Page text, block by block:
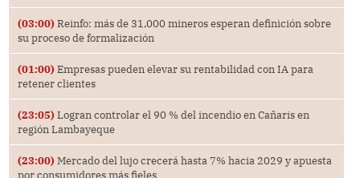
(03:00) Reinfo: más de 31,000 mineros esperan definición sobre
su proceso de formalización
(01:00) Empresas pueden elevar su rentabilidad con IA para
retener clientes
(23:05) Logran controlar el 90 % del incendio en Cañaris en
región Lambayeque
(23:00) Mercado del lujo crecerá hasta 7% hacia 2029 y apuesta
por consumidores más fieles